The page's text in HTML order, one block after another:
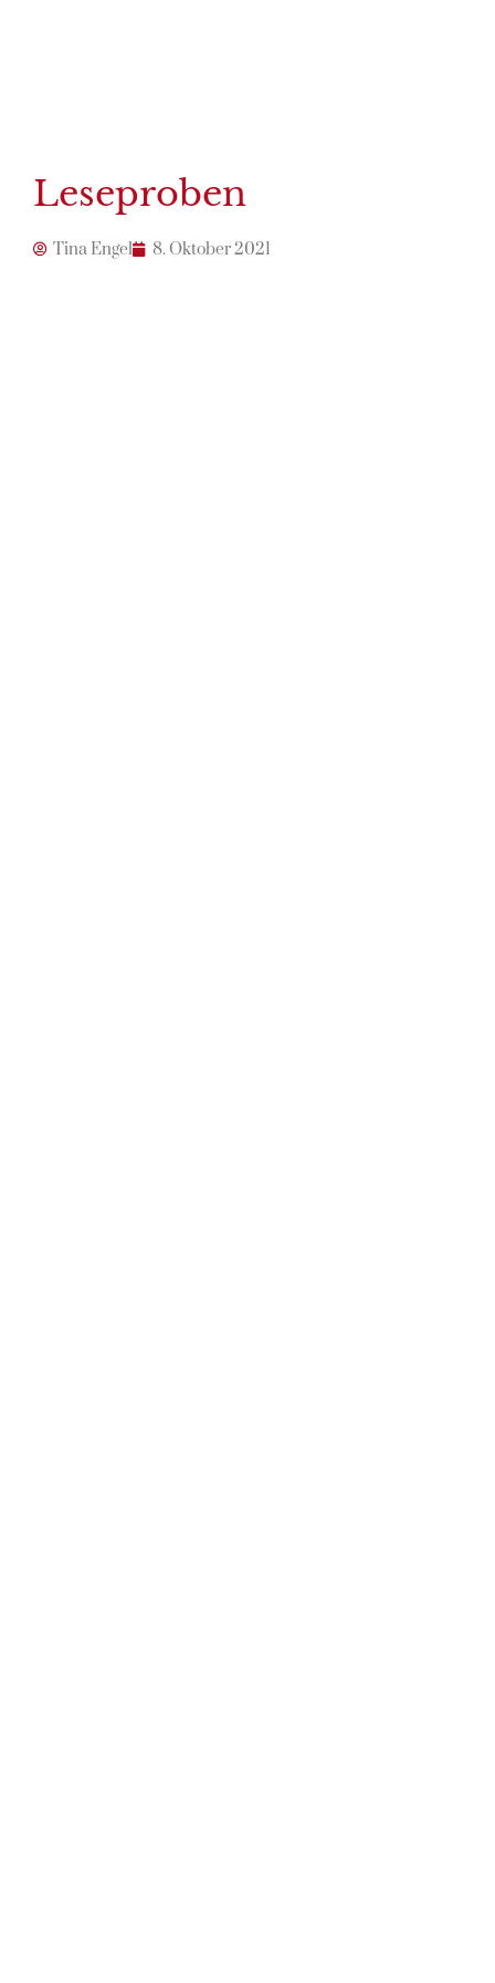
Leseproben
Tina Engel 8. Oktober 2021